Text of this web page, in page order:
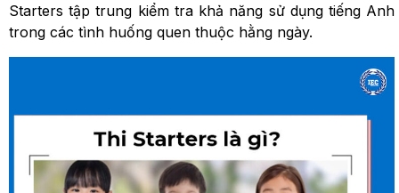
Starters tập trung kiểm tra khả năng sử dụng tiếng Anh
trong các tình huống quen thuộc hằng ngày.